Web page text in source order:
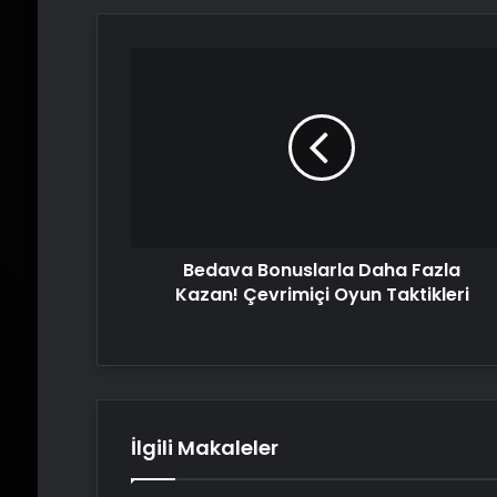
Bedava Bonuslarla Daha Fazla
Kazan! Çevrimiçi Oyun Taktikleri
İlgili Makaleler